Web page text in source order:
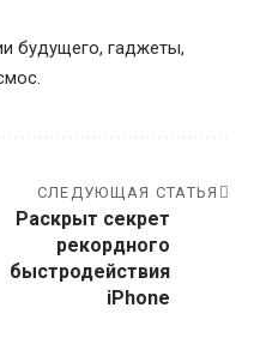
будущего, гаджеты,
СЛЕДУЮЩАЯ СТАТЬЯ
Раскрыт секрет
рекордного
быстродействия
iPhone